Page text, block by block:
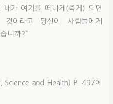
내가 여기를 떠나게(죽게) 되면
이라고 당신이 사람들에게
니까?”
Science and Health) P. 497에